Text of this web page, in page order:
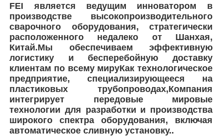
FEI является ведущим инноватором в
производстве высокопроизводительного
сварочного оборудования, стратегически
расположенного недалеко от Шанхая,
Китай.Мы обеспечиваем эффективную
логистику и бесперебойную доставку
клиентам по всему мируКак технологическое
предприятие, специализирующееся на
пластиковых трубопроводах,Компания
интегрирует передовые мировые
технологии для разработки и производства
широкого спектра оборудования, включая
автоматическое сливную установку..